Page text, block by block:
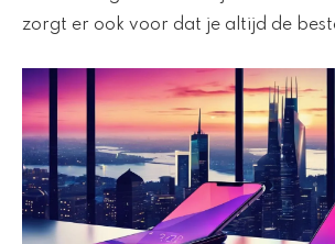
zorgt er ook voor dat je altijd de